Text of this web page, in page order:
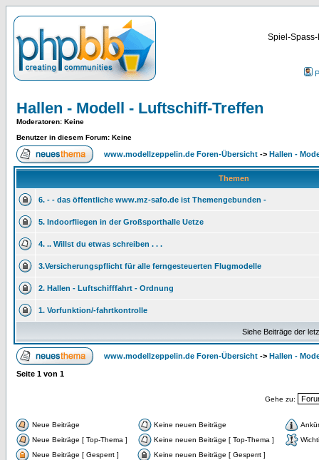
Spiel-
Hallen - Modell - Luftschiff-Treffen
Moderatoren: Keine
Benutzer in diesem Forum: Keine
www.modellzeppelin.de Foren-Übersicht -> Hallen -
Themen
6. - - das öffentliche www.mz-safo.de ist Themengebunden -
5. Indoorfliegen in der Großsporthalle Uetze
4. .. Willst du etwas schreiben . . .
3.Versicherungspflicht für alle ferngesteuerten Flugmodelle
2. Hallen - Luftschifffahrt - Ordnung
1. Vorfunktion/-fahrtkontrolle
Siehe Beiträge der
www.modellzeppelin.de Foren-Übersicht -> Hallen -
Seite 1 von 1
Gehe zu:
Neue Beiträge Keine neuen Beiträge
Neue Beiträge [ Top-Thema ]
Keine neuen Beiträge [ Top-Thema ]
Neue Beiträge [ Gesperrt ]
Keine neuen Beiträge [ Gesperrt ]